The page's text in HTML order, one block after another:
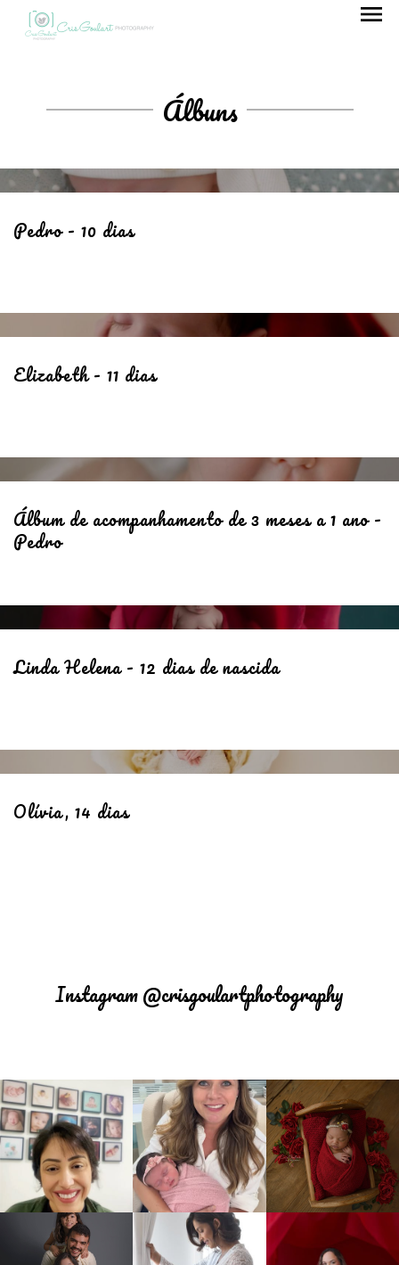
menu
Álbuns
Pedro - 10 dias
Elizabeth - 11 dias
Álbum de acompanhamento de 3 meses a 1 ano -
Pedro
Linda Helena - 12 dias de nascida
Olívia, 14 dias
Instagram @crisgoulartphotography